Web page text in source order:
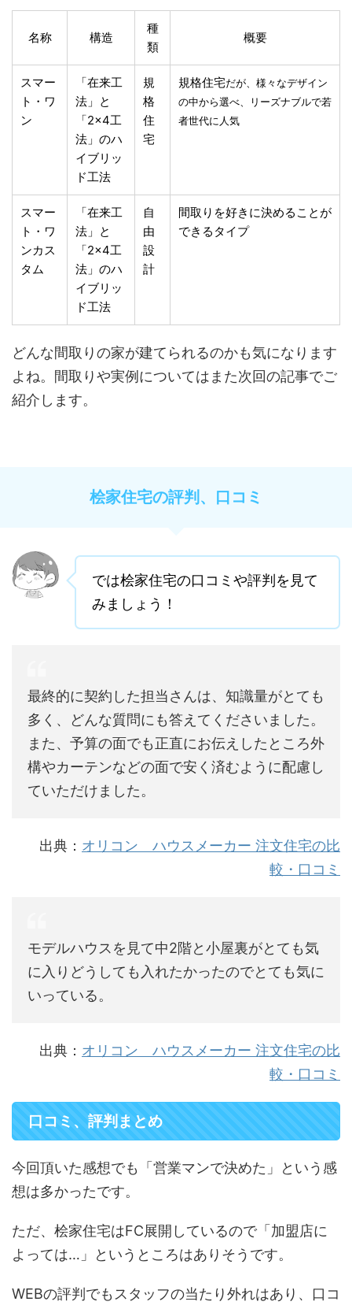
名称 構造
種
類
概要
スマー
ト・ワ
ン
「在来工
法」と
「2×4工
法」のハ
イブリッ
ド工法
規
格
住
宅
規格住宅だが、様々なデザイン
の中から選べ、リーズナブルで若
者世代に人気
スマー
ト・ワ
ンカス
タム
「在来工
法」と
「2×4工
法」のハ
イブリッ
ド工法
自
由
設
計
間取りを好きに決めることが
できるタイプ
どんな間取りの家が建てられるのかも気になります
よね。間取りや実例についてはまた次回の記事でご
紹介します。
桧家住宅の評判、口コミ
では桧家住宅の口コミや評判を見て
みましょう！
最終的に契約した担当さんは、知識量がとても
多く、どんな質問にも答えてくださいました。
また、予算の面でも正直にお伝えしたところ外
構やカーテンなどの面で安く済むように配慮し
ていただけました。
出典： オリコン ハウスメーカー 注文住宅の比
較・口コミ
モデルハウスを見て中2階と小屋裏がとても気
に入りどうしても入れたかったのでとても気に
いっている。
出典： オリコン ハウスメーカー 注文住宅の比
較・口コミ
口コミ、評判まとめ
今回頂いた感想でも「営業マンで決めた」という感
想は多かったです。
ただ、桧家住宅はFC展開しているので「加盟店に
よっては…」というところはありそうです。
WEBの評判でもスタッフの当たり外れはあり、口コ